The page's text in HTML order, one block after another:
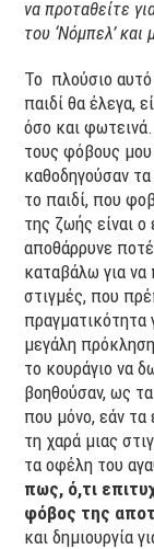
να προταθείτε
του ‘Νόμπελ’
Το πλούσιο
παιδί θα έλεγα,
όσο και
τους φόβους μου
καθοδηγούσαν
το παιδί, που
της ζωής είναι
αποθάρρυνε
καταβάλω για να
στιγμές, που
πραγματικότητα
μεγάλη
το κουράγιο να
βοηθούσαν, ως τα
που μόνο, εάν
τη χαρά μιας
τα οφέλη του
πως, ό,τι
φόβος της
και δημιουργία